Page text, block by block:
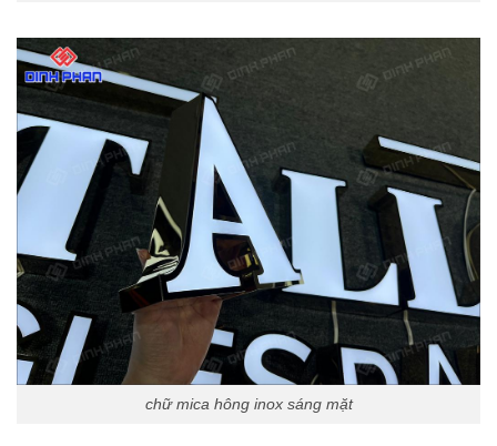
chữ mica hông inox sáng mặt